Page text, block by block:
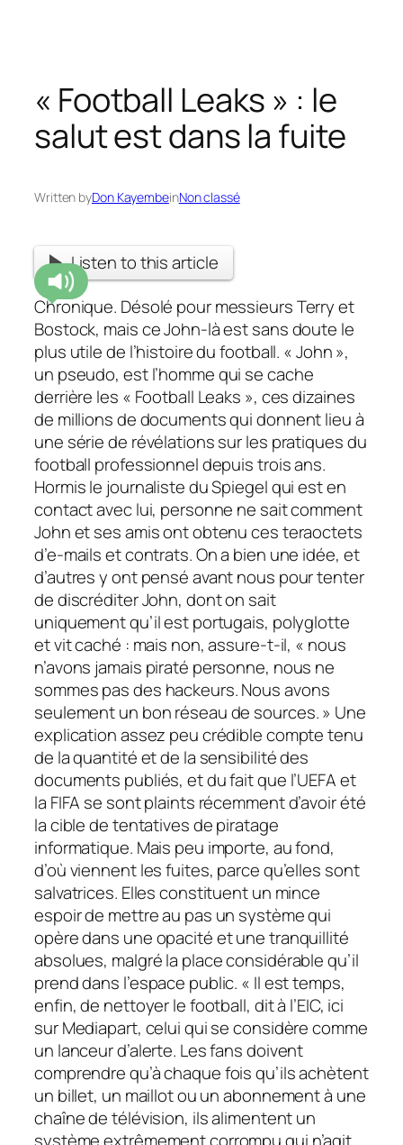
« Football Leaks » : le
salut est dans la fuite
Written byDon KayembeinNon classé
Listen to this article
Chronique. Désolé pour messieurs Terry et
Bostock, mais ce John-là est sans doute le
plus utile de l’histoire du football. « John »,
un pseudo, est l’homme qui se cache
derrière les « Football Leaks », ces dizaines
de millions de documents qui donnent lieu à
une série de révélations sur les pratiques du
football professionnel depuis trois ans.
Hormis le journaliste du Spiegel qui est en
contact avec lui, personne ne sait comment
John et ses amis ont obtenu ces teraoctets
d’e-mails et contrats. On a bien une idée, et
d’autres y ont pensé avant nous pour tenter
de discréditer John, dont on sait
uniquement qu’il est portugais, polyglotte
et vit caché : mais non, assure-t-il, « nous
n’avons jamais piraté personne, nous ne
sommes pas des hackeurs. Nous avons
seulement un bon réseau de sources. » Une
explication assez peu crédible compte tenu
de la quantité et de la sensibilité des
documents publiés, et du fait que l’UEFA et
la FIFA se sont plaints récemment d’avoir été
la cible de tentatives de piratage
informatique. Mais peu importe, au fond,
d’où viennent les fuites, parce qu’elles sont
salvatrices. Elles constituent un mince
espoir de mettre au pas un système qui
opère dans une opacité et une tranquillité
absolues, malgré la place considérable qu’il
prend dans l’espace public. « Il est temps,
enfin, de nettoyer le football, dit à l’EIC, ici
sur Mediapart, celui qui se considère comme
un lanceur d’alerte. Les fans doivent
comprendre qu’à chaque fois qu’ils achètent
un billet, un maillot ou un abonnement à une
chaîne de télévision, ils alimentent un